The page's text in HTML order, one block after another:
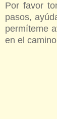
Por favor
pasos,
permíteme
en el